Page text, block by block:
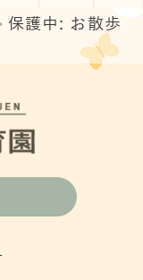
保護中: お散歩